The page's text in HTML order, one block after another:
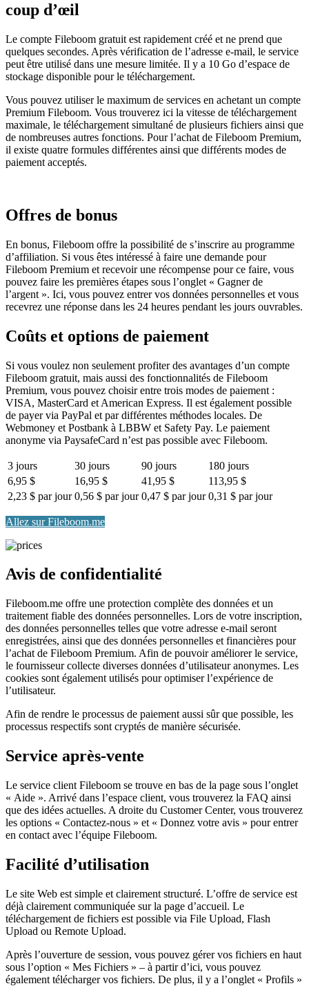
coup d’œil
Le compte Fileboom gratuit est rapidement créé et ne prend que
quelques secondes. Après vérification de l’adresse e-mail, le service
peut être utilisé dans une mesure limitée. Il y a 10 Go d’espace de
stockage disponible pour le téléchargement.
Vous pouvez utiliser le maximum de services en achetant un compte
Premium Fileboom. Vous trouverez ici la vitesse de téléchargement
maximale, le téléchargement simultané de plusieurs fichiers ainsi que
de nombreuses autres fonctions. Pour l’achat de Fileboom Premium,
il existe quatre formules différentes ainsi que différents modes de
paiement acceptés.
Offres de bonus
En bonus, Fileboom offre la possibilité de s’inscrire au programme
d’affiliation. Si vous êtes intéressé à faire une demande pour
Fileboom Premium et recevoir une récompense pour ce faire, vous
pouvez faire les premières étapes sous l’onglet « Gagner de
l’argent ». Ici, vous pouvez entrer vos données personnelles et vous
recevrez une réponse dans les 24 heures pendant les jours ouvrables.
Coûts et options de paiement
Si vous voulez non seulement profiter des avantages d’un compte
Fileboom gratuit, mais aussi des fonctionnalités de Fileboom
Premium, vous pouvez choisir entre trois modes de paiement :
VISA, MasterCard et American Express. Il est également possible
de payer via PayPal et par différentes méthodes locales. De
Webmoney et Postbank à LBBW et Safety Pay. Le paiement
anonyme via PaysafeCard n’est pas possible avec Fileboom.
3 jours 30 jours 90 jours
180 jours
6,95 $
16,95 $ 41,95 $
113,95 $
2,23 $ par jour 0,56 $ par jour 0,47 $ par jour 0,31 $ par jour
Allez sur Fileboom.me
Avis de confidentialité
Fileboom.me offre une protection complète des données et un
traitement fiable des données personnelles. Lors de votre inscription,
des données personnelles telles que votre adresse e-mail seront
enregistrées, ainsi que des données personnelles et financières pour
l’achat de Fileboom Premium. Afin de pouvoir améliorer le service,
le fournisseur collecte diverses données d’utilisateur anonymes. Les
cookies sont également utilisés pour optimiser l’expérience de
l’utilisateur.
Afin de rendre le processus de paiement aussi sûr que possible, les
processus respectifs sont cryptés de manière sécurisée.
Service après-vente
Le service client Fileboom se trouve en bas de la page sous l’onglet
« Aide ». Arrivé dans l’espace client, vous trouverez la FAQ ainsi
que des idées actuelles. A droite du Customer Center, vous trouverez
les options « Contactez-nous » et « Donnez votre avis » pour entrer
en contact avec l’équipe Fileboom.
Facilité d’utilisation
Le site Web est simple et clairement structuré. L’offre de service est
déjà clairement communiquée sur la page d’accueil. Le
téléchargement de fichiers est possible via File Upload, Flash
Upload ou Remote Upload.
Après l’ouverture de session, vous pouvez gérer vos fichiers en haut
sous l’option « Mes Fichiers » – à partir d’ici, vous pouvez
également télécharger vos fichiers. De plus, il y a l’onglet « Profils »